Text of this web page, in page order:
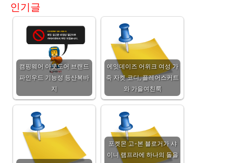
인기글
캠핑웨어 아웃도어 브랜드
파인우드 기능성 등산복바
지
에잇데이즈 어위크 여성 가
죽 자켓 코디, 플레어스커트
와 가을여친룩
포켓몬 고-본 블로거가 샤
이니 램프라에 하나의 돌을